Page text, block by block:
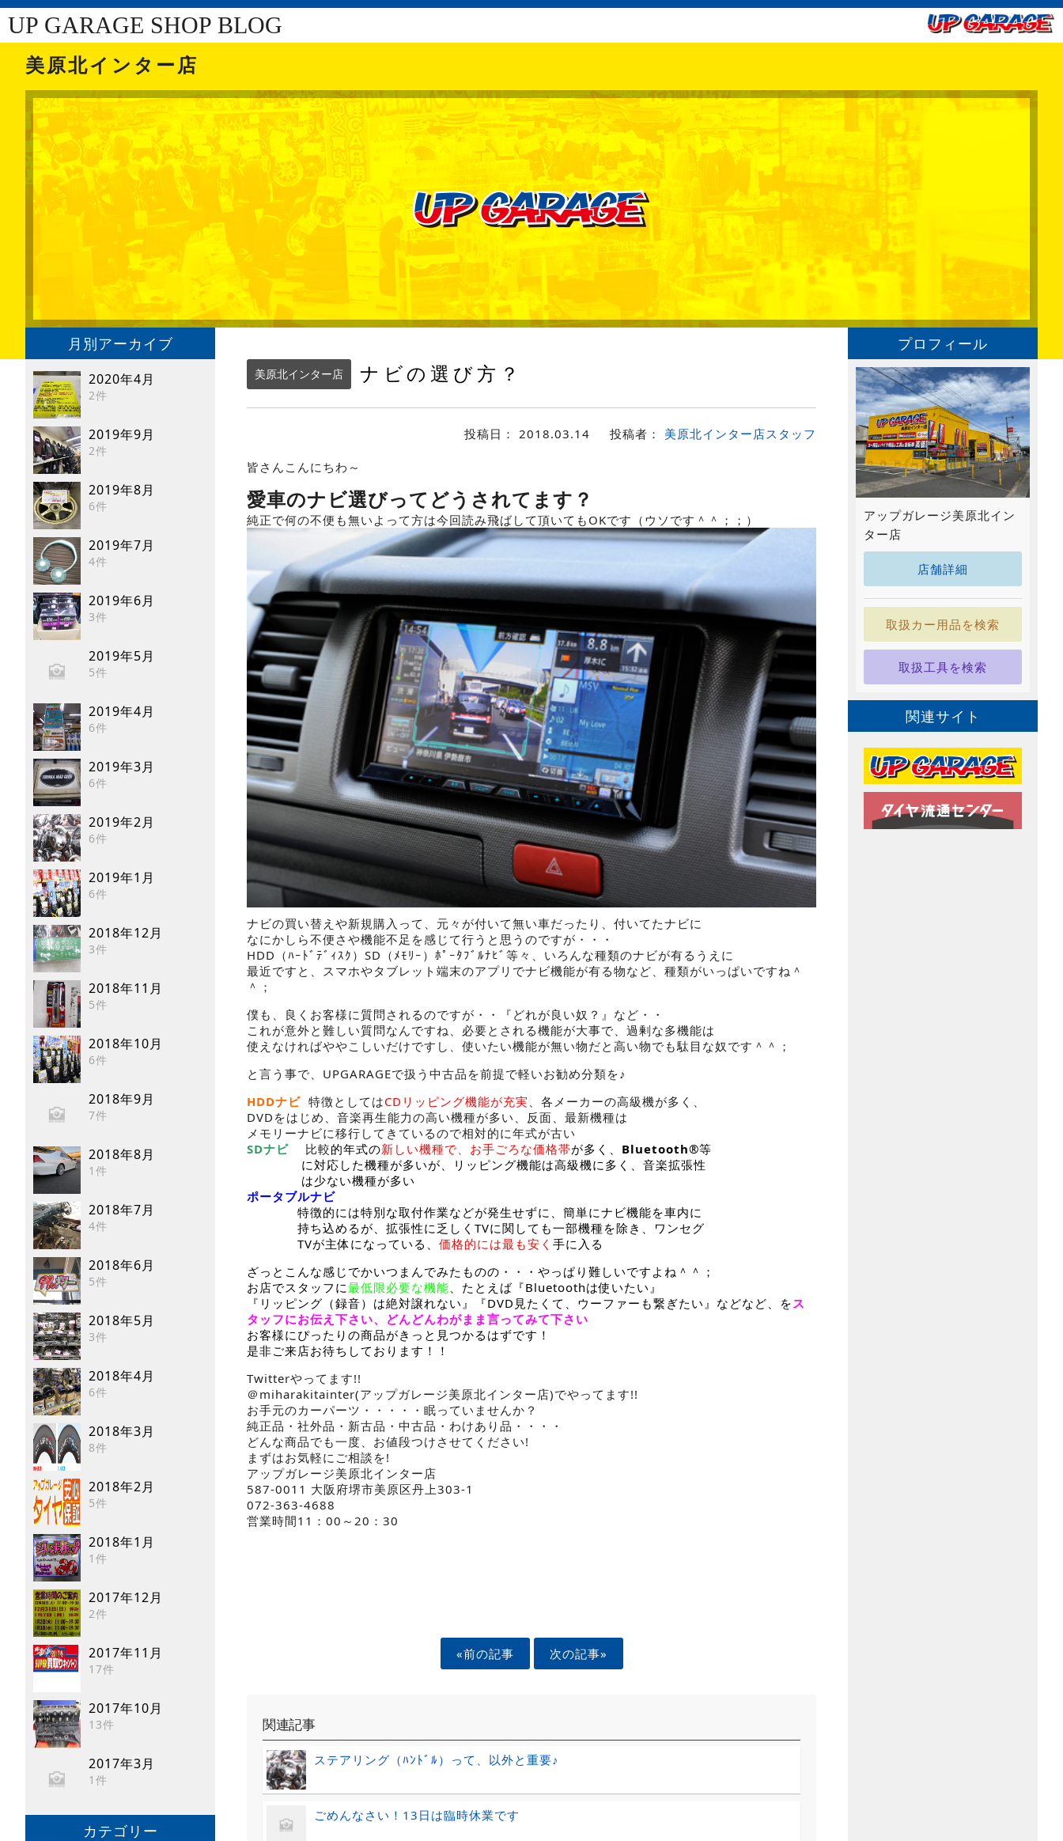
UP GARAGE SHOP BLOG
美原北インター店
月別アーカイブ
2020年4月
2件
2019年9月
2件
2019年8月
6件
2019年7月
4件
2019年6月
3件
2019年5月
5件
2019年4月
6件
2019年3月
6件
2019年2月
6件
2019年1月
6件
2018年12月
3件
2018年11月
5件
2018年10月
6件
2018年9月
7件
2018年8月
1件
2018年7月
4件
2018年6月
5件
2018年5月
3件
2018年4月
6件
2018年3月
8件
2018年2月
5件
2018年1月
1件
2017年12月
2件
2017年11月
17件
2017年10月
13件
2017年3月
1件
カテゴリー
美原北インター店 ナビの選び方？
投稿日： 2018.03.14 投稿者： 美原北インター店スタッフ
皆さんこんにちわ～
愛車のナビ選びってどうされてます？
純正で何の不便も無いよって方は今回読み飛ばして頂いてもOKです（ウソです＾＾；；）
ナビの買い替えや新規購入って、元々が付いて無い車だったり、付いてたナビに
なにかしら不便さや機能不足を感じて行うと思うのですが・・・
HDD（ﾊｰﾄﾞﾃﾞｨｽｸ）SD（ﾒﾓﾘｰ）ﾎﾟｰﾀﾌﾞﾙﾅﾋﾞ等々、いろんな種類のナビが有るうえに
最近ですと、スマホやタブレット端末のアプリでナビ機能が有る物など、種類がいっぱいですね＾
＾；
僕も、良くお客様に質問されるのですが・・『どれが良い奴？』など・・
これが意外と難しい質問なんですね、必要とされる機能が大事で、過剰な多機能は
使えなければややこしいだけですし、使いたい機能が無い物だと高い物でも駄目な奴です＾＾；
と言う事で、UPGARAGEで扱う中古品を前提で軽いお勧め分類を♪
HDDナビ 特徴としてはCDリッピング機能が充実 、各メーカーの高級機が多く、
DVDをはじめ、音楽再生能力の高い機種が多い、反面、最新機種は
メモリーナビに移行してきているので相対的に年式が古い
SDナビ
比較的年式の新しい機種で、お手ごろな価格帯が多く、 Bluetooth®等
に対応した機種が多いが、リッピング機能は高級機に多く、音楽拡張性
は少ない機種が多い
ポータブルナビ
特徴的には特別な取付作業などが発生せずに、簡単にナビ機能を車内に
持ち込めるが、拡張性に乏しくTVに関しても一部機種を除き、ワンセグ
TVが主体になっている、 価格的には最も安く 手に入る
ざっとこんな感じでかいつまんでみたものの・・・やっぱり難しいですよね＾＾；
お店でスタッフに最低限必要な機能 、たとえば『Bluetoothは使いたい』
『リッピング（録音）は絶対譲れない』『DVD見たくて、ウーファーも繋ぎたい』などなど、を ス
タッフにお伝え下さい、どんどんわがまま言ってみて下さい
お客様にぴったりの商品がきっと見つかるはずです！
是非ご来店お待ちしております！！
Twitterやってます!!
＠miharakitainter(アップガレージ美原北インター店)でやってます!!
お手元のカーパーツ・・・・・眠っていませんか？
純正品・社外品・新古品・中古品・わけあり品・・・・
どんな商品でも一度、お値段つけさせてください!
まずはお気軽にご相談を!
アップガレージ美原北インター店
587-0011 大阪府堺市美原区丹上303-1
072-363-4688
営業時間11：00～20：30
«前の記事 次の記事»
関連記事
ステアリング（ﾊﾝﾄﾞﾙ）って、以外と重要♪
ごめんなさい！13日は臨時休業です
プロフィール
アップガレージ美原北イン
ター店
店舗詳細
取扱カー用品を検索
取扱工具を検索
関連サイト